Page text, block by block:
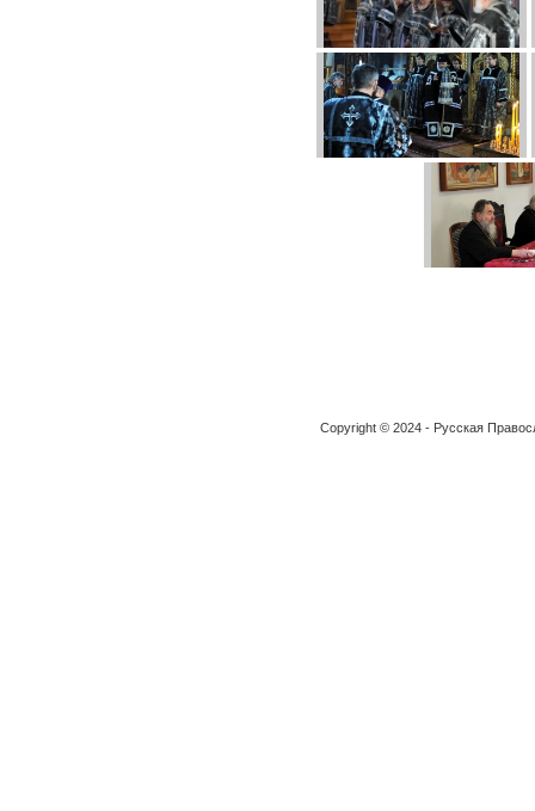
Copyright © 2024 - Русская